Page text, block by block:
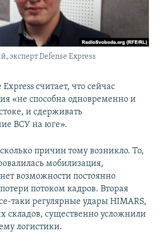
эксперт Defense Express
считает, что сейчас
«не способна одновременно и
и сдерживать
ВСУ на юге».
причин тому возникло. То,
мобилизация,
возможности постоянно
потоком кадров. Вторая
таки регулярные удары HIMARS,
складов, существенно усложнили
логистики.